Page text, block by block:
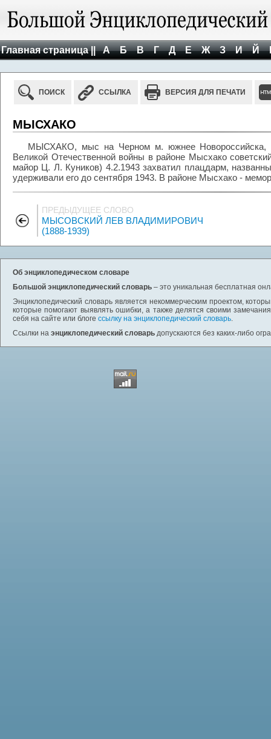
Главная страница || А Б В Г Д Е Ж З И Й
ПОИСК ССЫЛКА ВЕРСИЯ ДЛЯ ПЕЧАТИ
МЫСХАКО
МЫСХАКО, мыс на Черном м. южнее Новороссийска,
Великой Отечественной войны в районе Мысхако
майор Ц. Л. Куников) 4.2.1943 захватил плацдарм,
удерживали его до сентября 1943. В районе Мысхако -
ПРЕДЫДУЩЕЕ СЛОВО
МЫСОВСКИЙ ЛЕВ ВЛАДИМИРОВИЧ
(1888-1939)
Об энциклопедическом словаре
Большой энциклопедический словарь – это уникальная бесплатная
Энциклопедический словарь является некоммерческим проектом,
которые помогают выявлять ошибки, а также делятся своими
себя на сайте или блоге ссылку на энциклопедический словарь.
Ссылки на энциклопедический словарь допускаются без каких-либо